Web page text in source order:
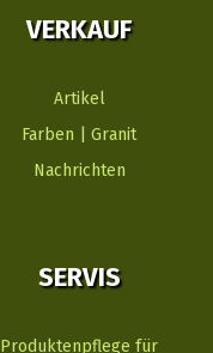
VERKAUF
Artikel
Farben | Granit
Nachrichten
SERVIS
Produktenpflege für